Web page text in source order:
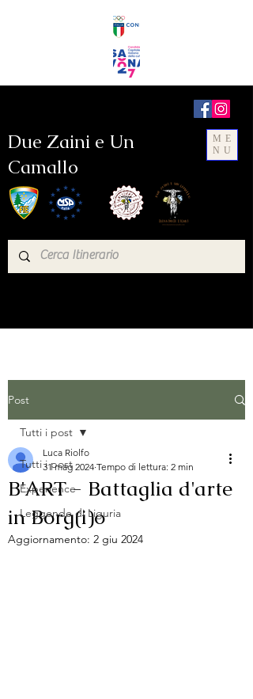
Due Zaini e Un
Camallo
ME
NU
Post
Tutti i post
Experience
Leggende di Liguria
Tutti i post
B'ART - Battaglia d'arte
in Borg(i)o
Luca Riolfo
31 mag 2024 Tempo di lettura: 2 min
Aggiornamento: 2 giu 2024